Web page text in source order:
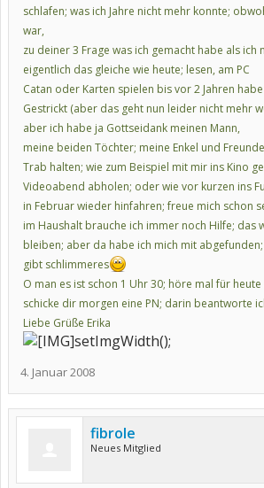
schlafen; was ich Jahre nicht mehr konnte;
war,
zu deiner 3 Frage was ich gemacht habe als ich
eigentlich das gleiche wie heute; lesen, am PC
Catan oder Karten spielen bis vor 2 Jahren
Gestrickt (aber das geht nun leider nicht mehr
aber ich habe ja Gottseidank meinen Mann,
meine beiden Töchter; meine Enkel und
Trab halten; wie zum Beispiel mit mir ins Kino
Videoabend abholen; oder wie vor kurzen ins
in Februar wieder hinfahren; freue mich schon
im Haushalt brauche ich immer noch Hilfe; das
bleiben; aber da habe ich mich mit abgefunden;
gibt schlimmeres
O man es ist schon 1 Uhr 30; höre mal für
schicke dir morgen eine PN; darin beantworte
Liebe Grüße Erika
setImgWidth();
4. Januar 2008
fibrole
Neues Mitglied